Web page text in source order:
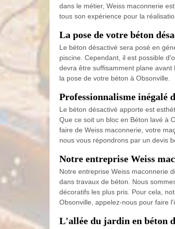
dans le métier, Weiss maconnerie
tous son expérience pour la
La pose de votre béton
Le béton désactivé sera posé en
piscine. Cependant, il est possible
devra être suffisamment plane
la pose de votre béton à Obsonville.
Professionnalisme inégalé
Le béton désactivé apporte est
Que ce soit un bloc en Béton lavé à
faire de Weiss maconnerie, votre
nous vous répondrons par un devis
Notre entreprise Weiss
Notre entreprise Weiss maconnerie
dans travaux de béton. Nous
décoratifs les plus pris. Pour cela,
Obsonville, appelez-nous pour faire
L'allée du jardin en béton